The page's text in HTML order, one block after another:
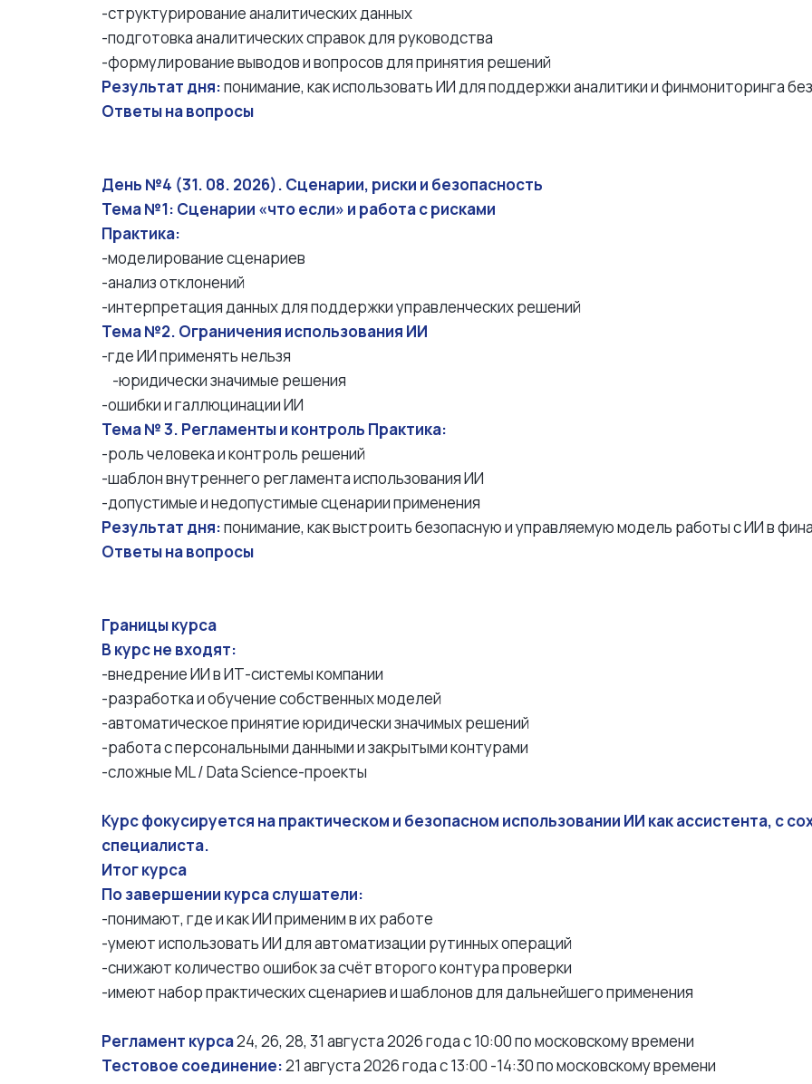
-структурирование аналитических данных
-подготовка аналитических справок для руководства
-формулирование выводов и вопросов для принятия решений
Результат дня:понимание, как использовать ИИ для поддержки аналитики и финмониторинга
Ответы на вопросы
День №4 (31. 08. 2026). Сценарии, риски и безопасность
Тема №1: Сценарии «что если» и работа с рисками
Практика:
-моделирование сценариев
-анализ отклонений
-интерпретация данных для поддержки управленческих решений
Тема №2. Ограничения использования ИИ
-где ИИ применять нельзя
-юридически значимые решения
-ошибки и галлюцинации ИИ
Тема № 3. Регламенты и контроль Практика:
-роль человека и контроль решений
-шаблон внутреннего регламента использования ИИ
-допустимые и недопустимые сценарии применения
Результат дня:понимание, как выстроить безопасную и управляемую модель работы с ИИ в
Ответы на вопросы
Границы курса
В курс не входят:
-внедрение ИИ в ИТ-системы компании
-разработка и обучение собственных моделей
-автоматическое принятие юридически значимых решений
-работа с персональными данными и закрытыми контурами
-сложные ML / Data Science-проекты
Курс фокусируется на практическом и безопасном использовании ИИ как ассистента, с
специалиста.
Итог курса
По завершении курса слушатели:
-понимают, где и как ИИ применим в их работе
-умеют использовать ИИ для автоматизации рутинных операций
-снижают количество ошибок за счёт второго контура проверки
-имеют набор практических сценариев и шаблонов для дальнейшего применения
Регламент курса24, 26, 28, 31 августа 2026 года с 10:00 по московскому времени
Тестовое соединение:21 августа 2026 года с 13:00 -14:30 по московскому времени